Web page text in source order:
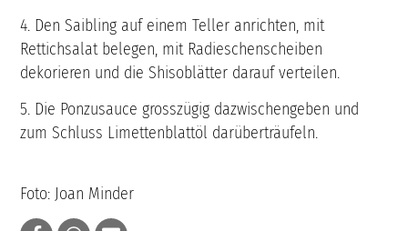
4. Den Saibling auf einem Teller anrichten, mit
Rettichsalat belegen, mit Radieschenscheiben
dekorieren und die Shisoblätter darauf verteilen.
5. Die Ponzusauce grosszügig dazwischengeben und
zum Schluss Limettenblattöl darüberträufeln.
Foto: Joan Minder